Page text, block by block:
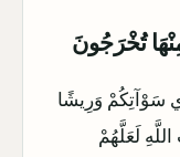
تُخْرَجُونَ
سَوْآتِكُمْ وَرِيشًا
لَعَلَّهُمْ